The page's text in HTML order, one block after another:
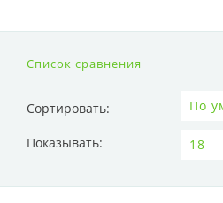
Список сравнения
Сортировать:
Показывать: